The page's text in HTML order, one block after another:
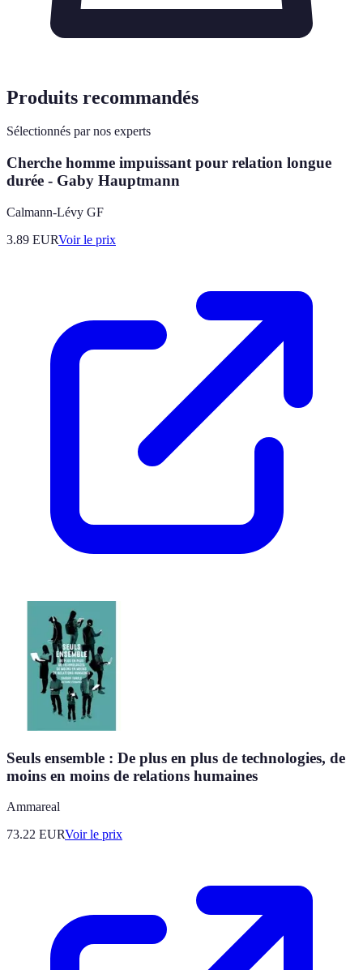
Produits recommandés
Sélectionnés par nos experts
Cherche homme impuissant pour relation longue
durée - Gaby Hauptmann
Calmann-Lévy GF
3.89 EURVoir le prix
Seuls ensemble : De plus en plus de technologies, de
moins en moins de relations humaines
Ammareal
73.22 EURVoir le prix